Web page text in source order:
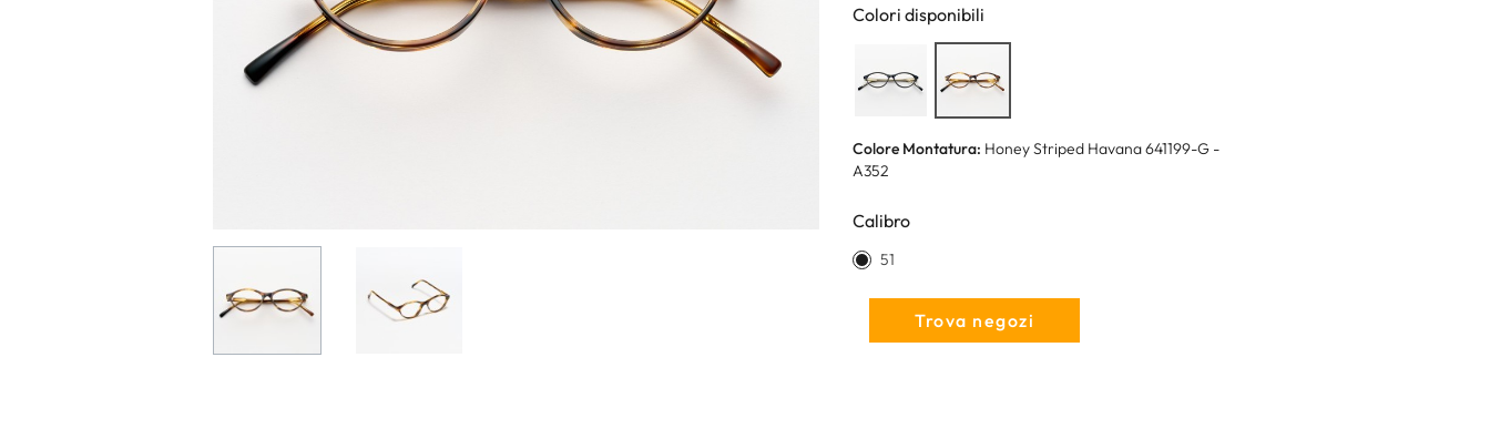
Colori disponibili
Colore Montatura: Honey Striped Havana 641199-G -
A352
Calibro
51
Trova negozi